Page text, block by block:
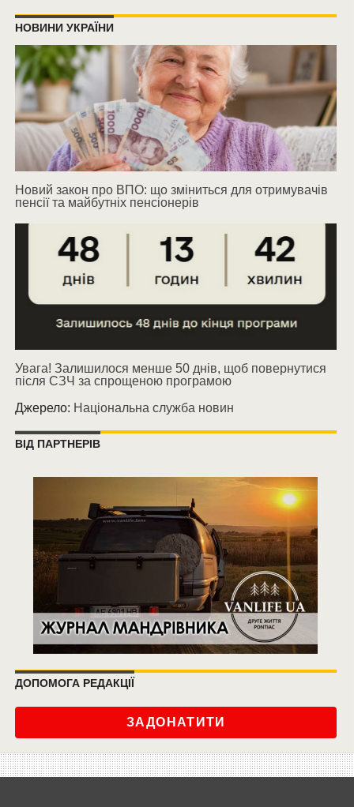
НОВИНИ УКРАЇНИ
Новий закон про ВПО: що зміниться для отримувачів
пенсії та майбутніх пенсіонерів
Увага! Залишилося менше 50 днів, щоб повернутися
після СЗЧ за спрощеною програмою
Джерело: Національна служба новин
ВІД ПАРТНЕРІВ
ДОПОМОГА РЕДАКЦІЇ
ЗАДОНАТИТИ